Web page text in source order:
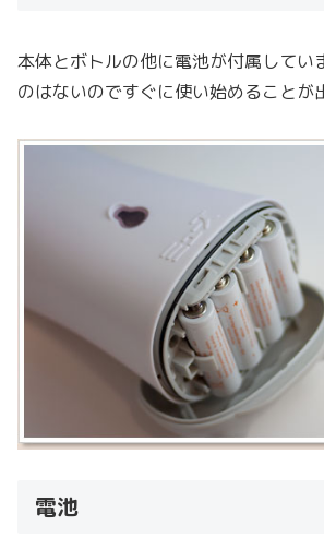
本体とボトルの他に電池が付属してい
のはないのですぐに使い始めることが
電池